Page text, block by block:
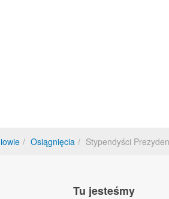
Osiągnięcia Stypendyści
Tu jesteśmy